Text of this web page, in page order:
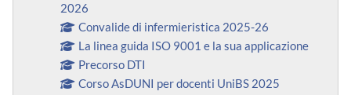
2026
Convalide di infermieristica 2025-26
La linea guida ISO 9001 e la sua applicazione
Precorso DTI
Corso AsDUNI per docenti UniBS 2025